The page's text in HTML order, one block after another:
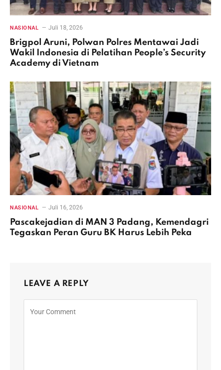
NASIONAL Juli 18, 2026
Brigpol Aruni, Polwan Polres Mentawai Jadi
Wakil Indonesia di Pelatihan People’s Security
Academy di Vietnam
NASIONAL Juli 16, 2026
Pascakejadian di MAN 3 Padang, Kemendagri
Tegaskan Peran Guru BK Harus Lebih Peka
LEAVE A REPLY